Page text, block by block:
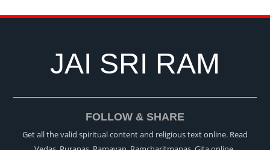
JAI SRI RAM
FOLLOW & SHARE
Get all the valid spiritual content and religious text online. Read